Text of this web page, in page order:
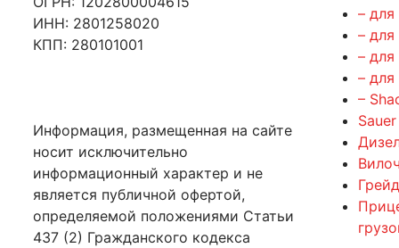
ИНН: 2801258020
КПП: 280101001
Информация, размещенная на сайте
носит исключительно
информационный характер и не
является публичной офертой,
определяемой положениями Статьи
437 (2) Гражданского кодекса
–
–
– для
–
–